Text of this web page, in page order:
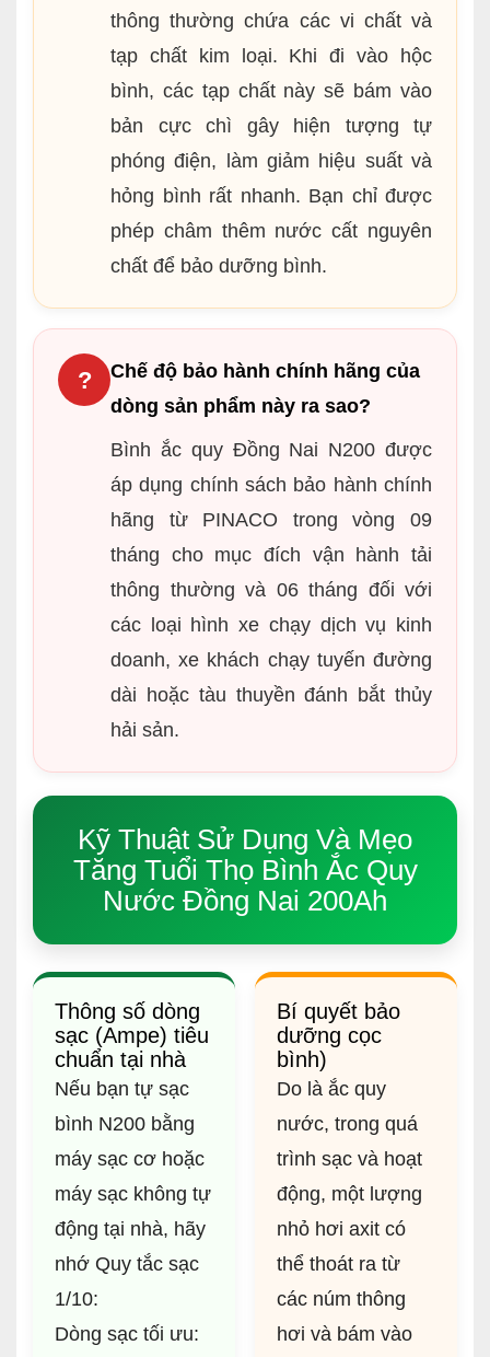
thông thường chứa các vi chất và
tạp chất kim loại. Khi đi vào hộc
bình, các tạp chất này sẽ bám vào
bản cực chì gây hiện tượng tự
phóng điện, làm giảm hiệu suất và
hỏng bình rất nhanh. Bạn chỉ được
phép châm thêm nước cất nguyên
chất để bảo dưỡng bình.
?
Chế độ bảo hành chính hãng của
dòng sản phẩm này ra sao?
Bình ắc quy Đồng Nai N200 được
áp dụng chính sách bảo hành chính
hãng từ PINACO trong vòng 09
tháng cho mục đích vận hành tải
thông thường và 06 tháng đối với
các loại hình xe chạy dịch vụ kinh
doanh, xe khách chạy tuyến đường
dài hoặc tàu thuyền đánh bắt thủy
hải sản.
Kỹ Thuật Sử Dụng Và Mẹo
Tăng Tuổi Thọ Bình Ắc Quy
Nước Đồng Nai 200Ah
Thông số dòng
sạc (Ampe) tiêu
chuẩn tại nhà
Nếu bạn tự sạc
bình N200 bằng
máy sạc cơ hoặc
máy sạc không tự
động tại nhà, hãy
nhớ Quy tắc sạc
1/10:
Dòng sạc tối ưu:
Bí quyết bảo
dưỡng cọc
bình)
Do là ắc quy
nước, trong quá
trình sạc và hoạt
động, một lượng
nhỏ hơi axit có
thể thoát ra từ
các núm thông
hơi và bám vào